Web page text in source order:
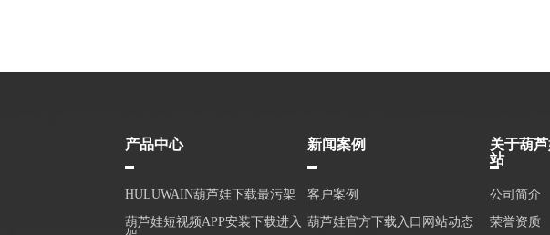
产品中心
HULUWAIN葫芦娃下载最污架
葫芦娃短视频APP安装下载进入
新闻案例
客户案例
葫芦娃官方下载入口网站动态
关于葫
站
公司简介
荣誉资质